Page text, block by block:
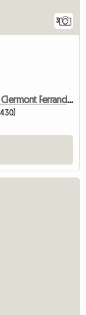
3
Quarto mobiliado para alugar a 17 minutos de Clermont Ferrand (cópia)